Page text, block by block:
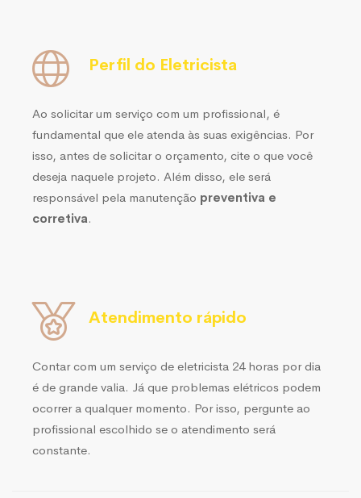
Perfil do Eletricista
Ao solicitar um serviço com um profissional, é
fundamental que ele atenda às suas exigências. Por
isso, antes de solicitar o orçamento, cite o que você
deseja naquele projeto. Além disso, ele será
responsável pela manutenção preventiva e
corretiva.
Atendimento rápido
Contar com um serviço de eletricista 24 horas por dia
é de grande valia. Já que problemas elétricos podem
ocorrer a qualquer momento. Por isso, pergunte ao
profissional escolhido se o atendimento será
constante.